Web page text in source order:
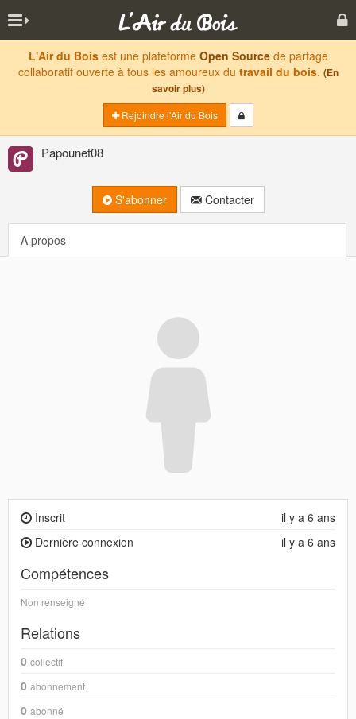
L'Air du Boisest une plateforme Open Sourcede partage
collaboratif ouverte à tous les amoureux du travail du bois. (En
savoir plus)
Rejoindre l'Air du Bois
Papounet08
S'abonner Contacter
A propos
il y a 6 ans
Inscrit
il y a 6 ans
Dernière connexion
Compétences
Non renseigné
Relations
0 collectif
0 abonnement
0 abonné